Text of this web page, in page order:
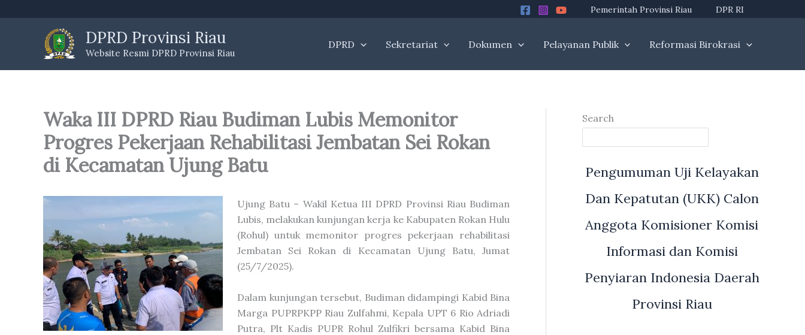
Pemerintah Provinsi Riau DPR RI
DPRD Provinsi Riau
Website Resmi DPRD Provinsi Riau
DPRD Sekretariat Dokumen Pelayanan Publik Reformasi Birokrasi
Waka III DPRD Riau Budiman Lubis Memonitor
Progres Pekerjaan Rehabilitasi Jembatan Sei Rokan
di Kecamatan Ujung Batu
Ujung Batu – Wakil Ketua III DPRD Provinsi Riau Budiman
Lubis, melakukan kunjungan kerja ke Kabupaten Rokan Hulu
(Rohul) untuk memonitor progres pekerjaan rehabilitasi
Jembatan Sei Rokan di Kecamatan Ujung Batu, Jumat
(25/7/2025).
Dalam kunjungan tersebut, Budiman didampingi Kabid Bina
Marga PUPRPKPP Riau Zulfahmi, Kepala UPT 6 Rio Adriadi
Putra, Plt Kadis PUPR Rohul Zulfikri bersama Kabid Bina
Search
Pengumuman Uji Kelayakan
Dan Kepatutan (UKK) Calon
Anggota Komisioner Komisi
Informasi dan Komisi
Penyiaran Indonesia Daerah
Provinsi Riau